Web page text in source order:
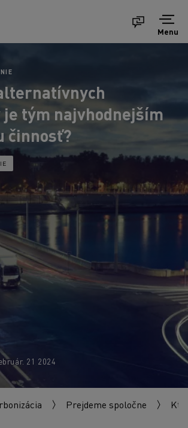
Menu
je tým najvhodnejším
činnosť?
21 2024
Prejdeme spoločne